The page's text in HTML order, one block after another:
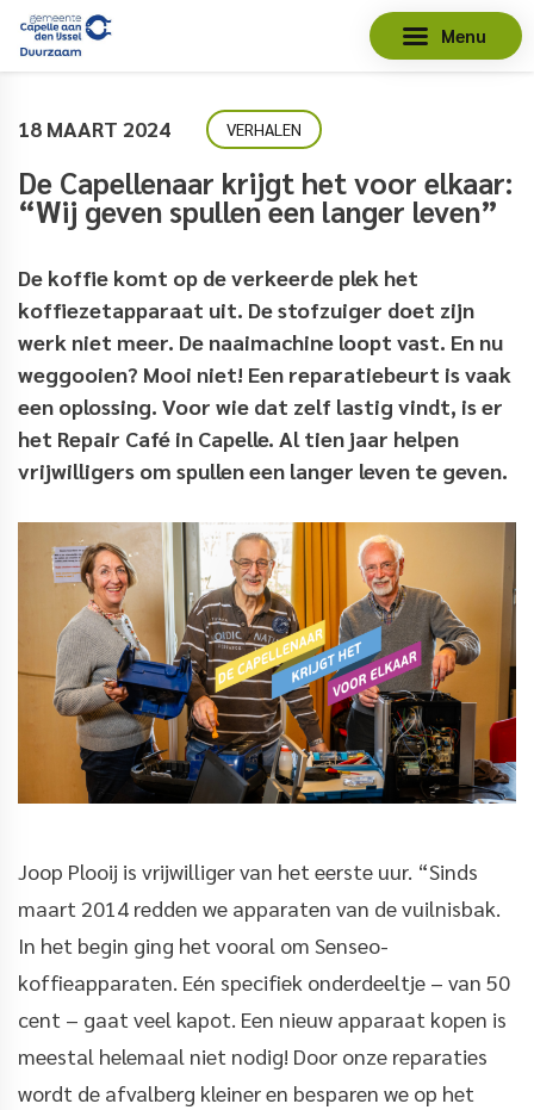
Menu
18 MAART 2024 VERHALEN
De Capellenaar krijgt het voor elkaar:
“Wij geven spullen een langer leven”
De koffie komt op de verkeerde plek het
koffiezetapparaat uit. De stofzuiger doet zijn
werk niet meer. De naaimachine loopt vast. En nu
weggooien? Mooi niet! Een reparatiebeurt is vaak
een oplossing. Voor wie dat zelf lastig vindt, is er
het Repair Café in Capelle. Al tien jaar helpen
vrijwilligers om spullen een langer leven te geven.
Joop Plooij is vrijwilliger van het eerste uur. “Sinds
maart 2014 redden we apparaten van de vuilnisbak.
In het begin ging het vooral om Senseo-
koffieapparaten. Eén specifiek onderdeeltje – van 50
cent – gaat veel kapot. Een nieuw apparaat kopen is
meestal helemaal niet nodig! Door onze reparaties
wordt de afvalberg kleiner en besparen we op het